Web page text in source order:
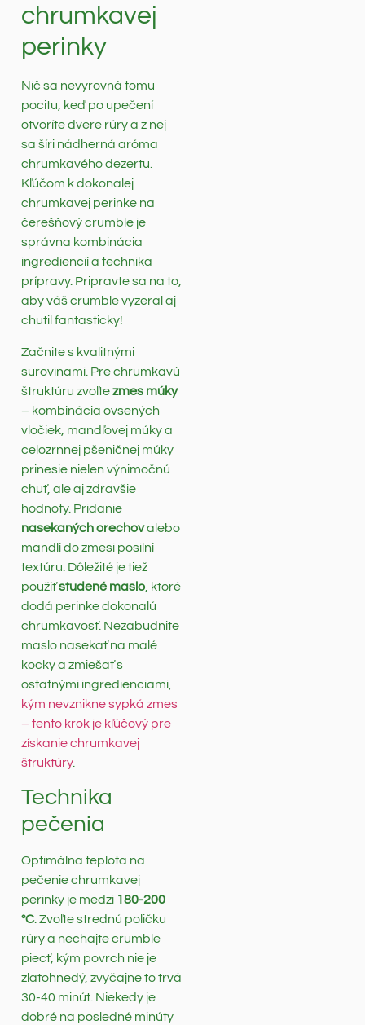
chrumkavej
perinky
Nič sa nevyrovná tomu
pocitu, keď po upečení
otvoríte dvere rúry a z nej
sa šíri nádherná aróma
chrumkavého dezertu.
Kľúčom k dokonalej
chrumkavej perinke na
čerešňový crumble je
správna kombinácia
ingrediencií a technika
prípravy. Pripravte sa na to,
aby váš crumble vyzeral aj
chutil fantasticky!
Začnite s kvalitnými
surovinami. Pre chrumkavú
štruktúru zvoľtezmes múky
– kombinácia ovsených
vločiek, mandľovej múky a
celozrnnej pšeničnej múky
prinesie nielen výnimočnú
chuť, ale aj zdravšie
hodnoty. Pridanie
nasekaných orechovalebo
mandlí do zmesi posilní
textúru. Dôležité je tiež
použiťstudené maslo , ktoré
dodá perinke dokonalú
chrumkavosť. Nezabudnite
maslo nasekať na malé
kocky a zmiešať s
ostatnými ingredienciami,
kým nevznikne sypká zmes
– tento krok je kľúčový pre
získanie chrumkavej
štruktúry.
Technika
pečenia
Optimálna teplota na
pečenie chrumkavej
perinky je medzi 180-200
°C. Zvoľte strednú poličku
rúry a nechajte crumble
piecť, kým povrch nie je
zlatohnedý, zvyčajne to trvá
30-40 minút. Niekedy je
dobré na posledné minúty